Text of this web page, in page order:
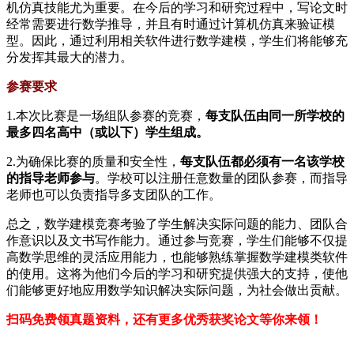
机仿真技能尤为重要。在今后的学习和研究过程中，写论文时
经常需要进行数学推导，并且有时通过计算机仿真来验证模
型。因此，通过利用相关软件进行数学建模，学生们将能够充
分发挥其最大的潜力。
参赛要求
1.本次比赛是一场组队参赛的竞赛， 每支队伍由同一所学校的
最多四名高中（或以下）学生组成。
2.为确保比赛的质量和安全性， 每支队伍都必须有一名该学校
的指导老师参与。学校可以注册任意数量的团队参赛，而指导
老师也可以负责指导多支团队的工作。
总之，数学建模竞赛考验了学生解决实际问题的能力、团队合
作意识以及文书写作能力。通过参与竞赛，学生们能够不仅提
高数学思维的灵活应用能力，也能够熟练掌握数学建模类软件
的使用。这将为他们今后的学习和研究提供强大的支持，使他
们能够更好地应用数学知识解决实际问题，为社会做出贡献。
扫码免费领真题资料，还有更多优秀获奖论文等你来领！